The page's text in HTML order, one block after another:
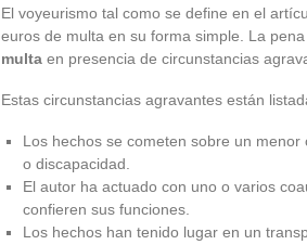
El voyeurismo tal como se define en el
euros de multa en su forma simple. La
multa en presencia de circunstancias
Estas circunstancias agravantes están
Los hechos se cometen sobre un
o discapacidad.
El autor ha actuado con uno o varios
confieren sus funciones.
Los hechos han tenido lugar en un